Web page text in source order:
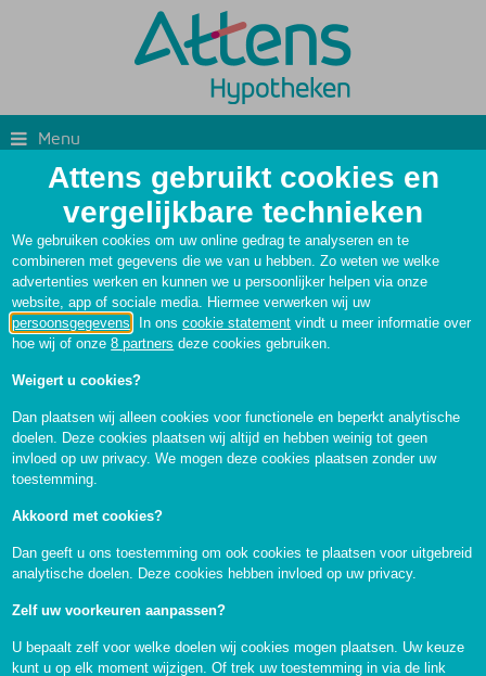
Menu
Voor klanten Verduurzamen
Duurzaam wonen
Uw huis verduurzamen is altijd een slimme keuze. U
bespaart op uw energierekening, verhoogt uw
helpen u graag op weg. Eén van de manieren om
uw verduurzamingsmaatregel. Bekijk uw mogelijkheden!
Attens gebruikt cookies en
vergelijkbare technieken
We gebruiken cookies om uw online gedrag te analyseren en te
combineren met gegevens die we van u hebben. Zo weten we welke
advertenties werken en kunnen we u persoonlijker helpen via onze
website, app of sociale media. Hiermee verwerken wij uw
persoonsgegevens . In onscookie statement vindt u meer informatie over
hoe wij of onze8 partners deze cookies gebruiken.
Weigert u cookies?
Dan plaatsen wij alleen cookies voor functionele en beperkt analytische
doelen. Deze cookies plaatsen wij altijd en hebben weinig tot geen
invloed op uw privacy. We mogen deze cookies plaatsen zonder uw
toestemming.
Akkoord met cookies?
Dan geeft u ons toestemming om ook cookies te plaatsen voor uitgebreid
analytische doelen. Deze cookies hebben invloed op uw privacy.
Zelf uw voorkeuren aanpassen?
U bepaalt zelf voor welke doelen wij cookies mogen plaatsen. Uw keuze
kunt u op elk moment wijzigen. Of trek uw toestemming in via de link